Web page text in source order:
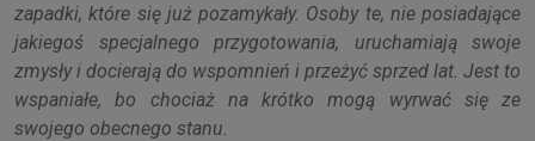
zapadki, które się już pozamykały. Osoby te, nie posiadające
jakiegoś specjalnego przygotowania, uruchamiają swoje
zmysły i docierają do wspomnień i przeżyć sprzed lat. Jest to
wspaniałe, bo chociaż na krótko mogą wyrwać się ze
swojego obecnego stanu.